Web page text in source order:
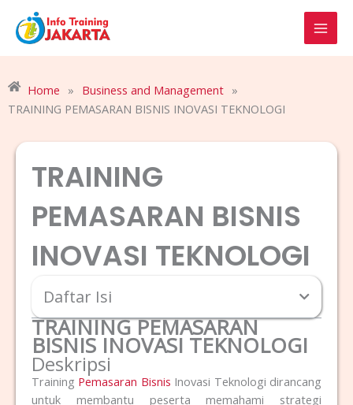
content
Home » Business and Management »
TRAINING PEMASARAN BISNIS INOVASI TEKNOLOGI
TRAINING
PEMASARAN BISNIS
INOVASI TEKNOLOGI
Daftar Isi
TRAINING PEMASARAN
BISNIS INOVASI TEKNOLOGI
Deskripsi
Training Pemasaran Bisnis Inovasi Teknologi dirancang
untuk membantu peserta memahami strategi